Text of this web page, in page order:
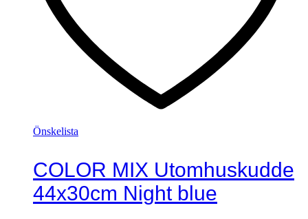
Önskelista
COLOR MIX Utomhuskudde
44x30cm Night blue